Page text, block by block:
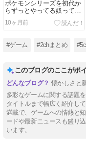
ポケモンシリーズを初代か
らずっとやってる奴ってい
るのかな？
10ヶ月前
#ゲーム #2chまとめ
このブログのここがポ
懐かしさと
多彩なゲームに関する話題
タイトルまで幅広く紹介し
満載で、ゲームへの情熱と
ードや最新ニュースも盛り
います。